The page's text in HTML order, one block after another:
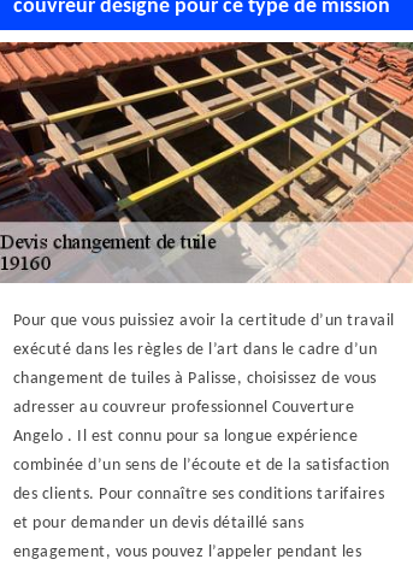
couvreur désigné pour ce type de mission
Pour que vous puissiez avoir la certitude d’un travail
exécuté dans les règles de l’art dans le cadre d’un
changement de tuiles à Palisse, choisissez de vous
adresser au couvreur professionnel Couverture
Angelo . Il est connu pour sa longue expérience
combinée d’un sens de l’écoute et de la satisfaction
des clients. Pour connaître ses conditions tarifaires
et pour demander un devis détaillé sans
engagement, vous pouvez l’appeler pendant les